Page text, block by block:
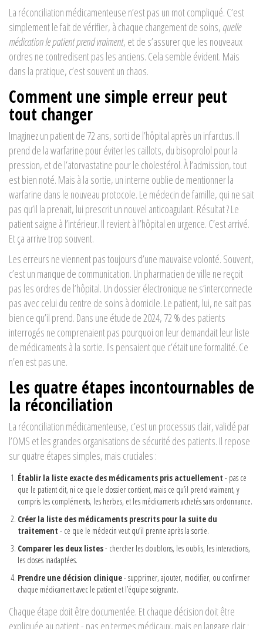
La réconciliation médicamenteuse n’est pas un mot compliqué. C’est
simplement le fait de vérifier, à chaque changement de soins, quelle
médication le patient prend vraiment, et de s’assurer que les nouveaux
ordres ne contredisent pas les anciens. Cela semble évident. Mais
dans la pratique, c’est souvent un chaos.
Comment une simple erreur peut
tout changer
Imaginez un patient de 72 ans, sorti de l’hôpital après un infarctus. Il
prend de la warfarine pour éviter les caillots, du bisoprolol pour la
pression, et de l’atorvastatine pour le cholestérol. À l’admission, tout
est bien noté. Mais à la sortie, un interne oublie de mentionner la
warfarine dans le nouveau protocole. Le médecin de famille, qui ne sait
pas qu’il la prenait, lui prescrit un nouvel anticoagulant. Résultat ? Le
patient saigne à l’intérieur. Il revient à l’hôpital en urgence. C’est arrivé.
Et ça arrive trop souvent.
Les erreurs ne viennent pas toujours d’une mauvaise volonté. Souvent,
c’est un manque de communication. Un pharmacien de ville ne reçoit
pas les ordres de l’hôpital. Un dossier électronique ne s’interconnecte
pas avec celui du centre de soins à domicile. Le patient, lui, ne sait pas
bien ce qu’il prend. Dans une étude de 2024, 72 % des patients
interrogés ne comprenaient pas pourquoi on leur demandait leur liste
de médicaments à la sortie. Ils pensaient que c’était une formalité. Ce
n’en est pas une.
Les quatre étapes incontournables de
la réconciliation
La réconciliation médicamenteuse, c’est un processus clair, validé par
l’OMS et les grandes organisations de sécurité des patients. Il repose
sur quatre étapes simples, mais cruciales :
Établir la liste exacte des médicaments pris actuellement - pas ce
que le patient dit, ni ce que le dossier contient, mais ce qu’il prend vraiment, y
compris les compléments, les herbes, et les médicaments achetés sans ordonnance.
Créer la liste des médicaments prescrits pour la suite du
traitement - ce que le médecin veut qu’il prenne après la sortie.
Comparer les deux listes- chercher les doublons, les oublis, les interactions,
les doses inadaptées.
Prendre une décision clinique- supprimer, ajouter, modifier, ou confirmer
chaque médicament avec le patient et l’équipe soignante.
Chaque étape doit être documentée. Et chaque décision doit être
expliquée au patient - pas en termes médicaux, mais en langage clair :